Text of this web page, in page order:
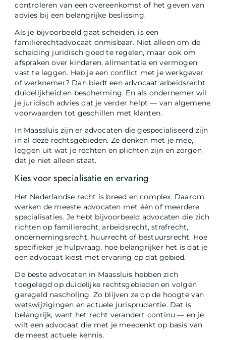
controleren van een overeenkomst of het geven van
advies bij een belangrijke beslissing.
Als je bijvoorbeeld gaat scheiden, is een
familierechtadvocaat onmisbaar. Niet alleen om de
scheiding juridisch goed te regelen, maar ook om
afspraken over kinderen, alimentatie en vermogen
vast te leggen. Heb je een conflict met je werkgever
of werknemer? Dan biedt een advocaat arbeidsrecht
duidelijkheid en bescherming. En als ondernemer wil
je juridisch advies dat je verder helpt — van algemene
voorwaarden tot geschillen met klanten.
In Maassluis zijn er advocaten die gespecialiseerd zijn
in al deze rechtsgebieden. Ze denken met je mee,
leggen uit wat je rechten en plichten zijn en zorgen
dat je niet alleen staat.
Kies voor specialisatie en ervaring
Het Nederlandse recht is breed en complex. Daarom
werken de meeste advocaten met één of meerdere
specialisaties. Je hebt bijvoorbeeld advocaten die zich
richten op familierecht, arbeidsrecht, strafrecht,
ondernemingsrecht, huurrecht of bestuursrecht. Hoe
specifieker je hulpvraag, hoe belangrijker het is dat je
een advocaat kiest met ervaring op dat gebied.
De beste advocaten in Maassluis hebben zich
toegelegd op duidelijke rechtsgebieden en volgen
geregeld nascholing. Zo blijven ze op de hoogte van
wetswijzigingen en actuele jurisprudentie. Dat is
belangrijk, want het recht verandert continu — en je
wilt een advocaat die met je meedenkt op basis van
de meest actuele kennis.